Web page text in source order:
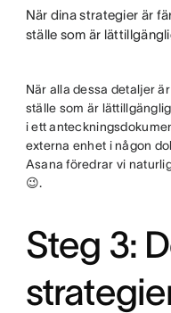
När dina strategier är
ställe som är
När alla dessa detaljer
ställe som är
i ett
externa enhet i någon
Asana föredrar vi
😉.
Steg 3: